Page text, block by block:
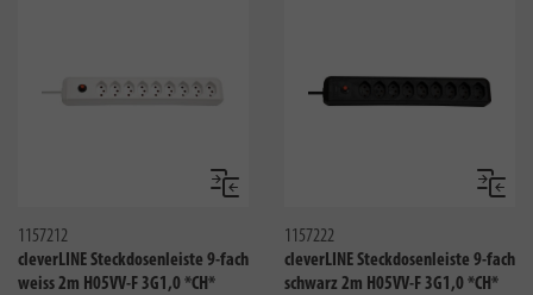
Vergleichen
1157212
cleverLINE Steckdosenleiste 9-fach
weiss 2m H05VV-F 3G1,0 *CH*
1157222
cleverLINE Steckdosenleiste 9-fach
schwarz 2m H05VV-F 3G1,0 *CH*